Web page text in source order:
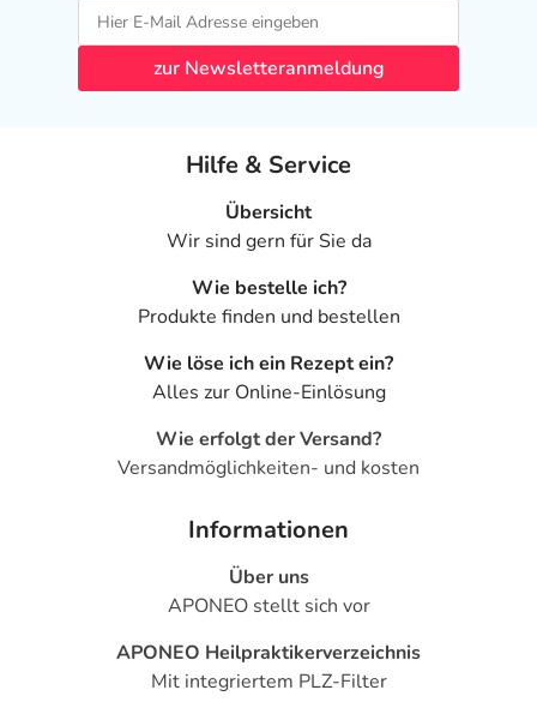
zur Newsletteranmeldung
Hilfe & Service
Übersicht
Wir sind gern für Sie da
Wie bestelle ich?
Produkte finden und bestellen
Wie löse ich ein Rezept ein?
Alles zur Online-Einlösung
Wie erfolgt der Versand?
Versandmöglichkeiten- und kosten
Informationen
Über uns
APONEO stellt sich vor
APONEO Heilpraktikerverzeichnis
Mit integriertem PLZ-Filter